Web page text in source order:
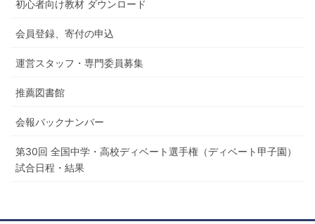
初心者向け教材 ダウンロード
会員登録、寄付の申込
運営スタッフ・専門委員募集
推薦図書館
会報バックナンバー
第30回 全国中学・高校ディベート選手権（ディベート甲子園）
試合日程・結果